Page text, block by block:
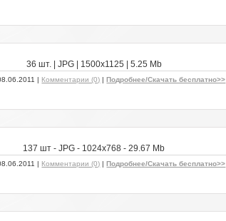
36 шт. | JPG | 1500х1125 | 5.25 Mb
| Комментарии (0) |Подробнее/Скачать бесплатно>>
137 шт - JPG - 1024x768 - 29.67 Mb
| Комментарии (0) |Подробнее/Скачать бесплатно>>